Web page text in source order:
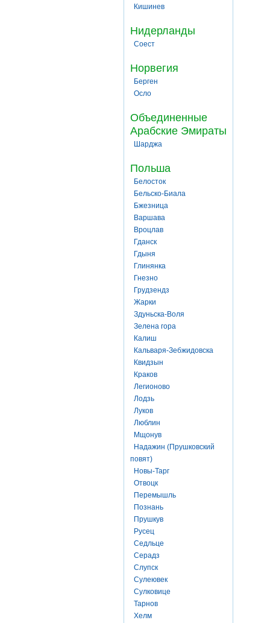
Кишинев
Нидерланды
Соест
Норвегия
Берген
Осло
Объединенные
Арабские Эмираты
Шарджа
Польша
Белосток
Бельско-Биала
Бжезница
Варшава
Вроцлав
Гданск
Гдыня
Глинянка
Гнезно
Грудзендз
Жарки
Здуньска-Воля
Зелена гора
Калиш
Кальваря-Зебжидовска
Квидзын
Краков
Легионово
Лодзь
Луков
Люблин
Мщонув
Надажин (Прушковский
повят)
Новы-Тарг
Отвоцк
Перемышль
Познань
Прушкув
Русец
Седльце
Серадз
Слупск
Сулеювек
Сулковице
Тарнов
Хелм